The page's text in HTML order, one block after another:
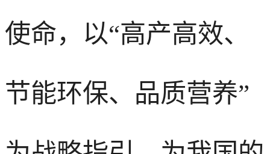
使命，以“高产高效、
节能环保、品质营养”